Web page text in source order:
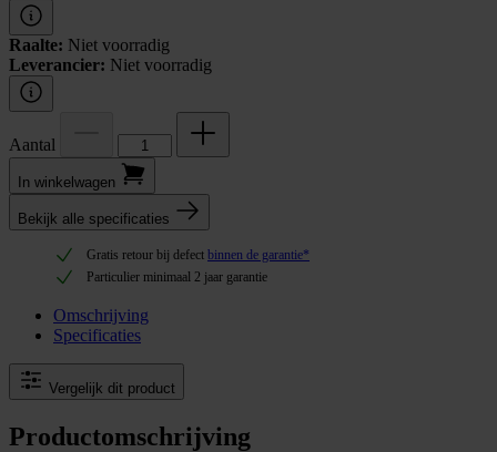
Raalte: Niet voorradig
Leverancier: Niet voorradig
Aantal
In winkel­wagen
Bekijk alle specificaties
Gratis retour bij defect binnen de garantie*
Particulier minimaal 2 jaar garantie
Omschrijving
Specificaties
Vergelijk dit product
Productomschrijving